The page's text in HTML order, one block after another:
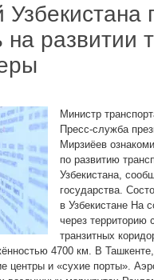
развитии
Министр
Пресс-служба
Мирзиёев
по развитию
Узбекистана,
государства.
в Узбекистане На
через территорию
транзитных
4700 км. В
центры и «сухие порты».